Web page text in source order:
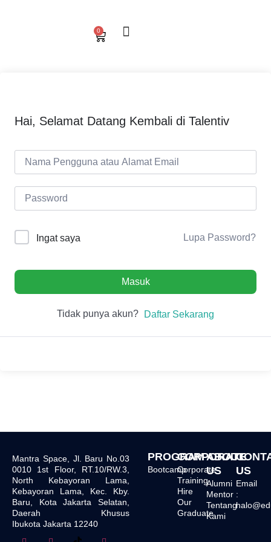
0
Hai, Selamat Datang Kembali di Talentiv
Ingat saya Lupa Password?
Masuk
Tidak punya akun? Daftar Sekarang
Mantra Space, Jl. Baru No.03
0010 1st Floor, RT.10/RW.3,
North Kebayoran Lama,
Kebayoran Lama, Kec. Kby.
Baru, Kota Jakarta Selatan,
Daerah Khusus
Ibukota Jakarta 12240
PROGRAM
Bootcamp
CORPORATE
Corporate
Training
Hire
Our
Graduate
ABOUT
US
Alumni
Mentor
Tentang
Kami
US
Email
: